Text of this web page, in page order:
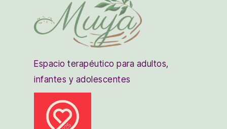
Espacio terapéutico para adultos,
infantes y adolescentes